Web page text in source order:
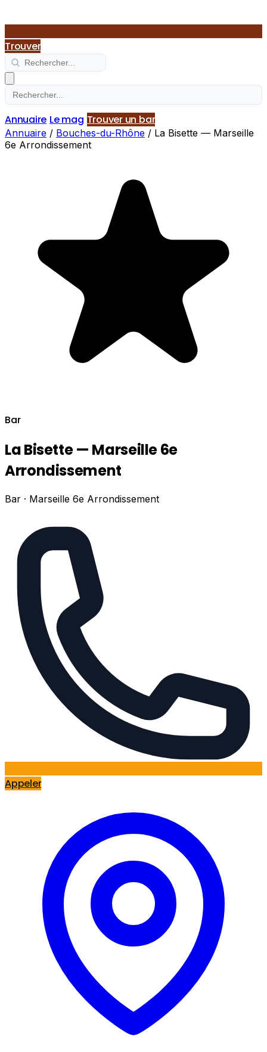
Trouver
Annuaire Le mag Trouver un bar
Annuaire / Bouches-du-Rhône / La Bisette — Marseille
6e Arrondissement
Bar
La Bisette — Marseille 6e
Arrondissement
Bar · Marseille 6e Arrondissement
Appeler